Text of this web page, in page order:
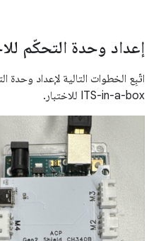
إعداد وحدة التحكّم
ITS-in-a-box للاختبار.